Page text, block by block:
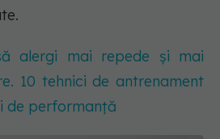
alergi mai repede și mai
10 tehnici de antrenament
de performanță